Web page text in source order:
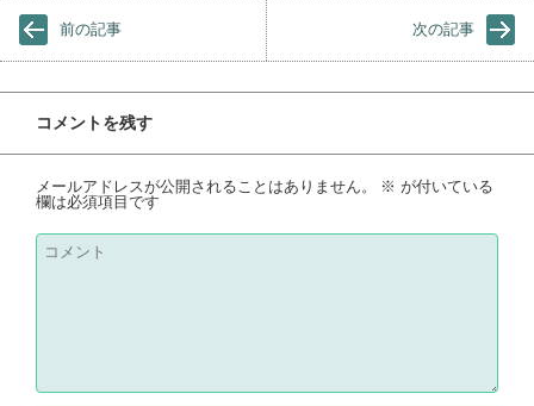
前の記事 次の記事
コメントを残す
メールアドレスが公開されることはありません。 ※ が付いている
欄は必須項目です